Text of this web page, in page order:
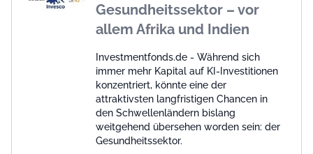
Gesundheitssektor – vor
allem Afrika und Indien
Investmentfonds.de - Während sich
immer mehr Kapital auf KI-Investitionen
konzentriert, könnte eine der
attraktivsten langfristigen Chancen in
den Schwellenländern bislang
weitgehend übersehen worden sein: der
Gesundheitssektor.